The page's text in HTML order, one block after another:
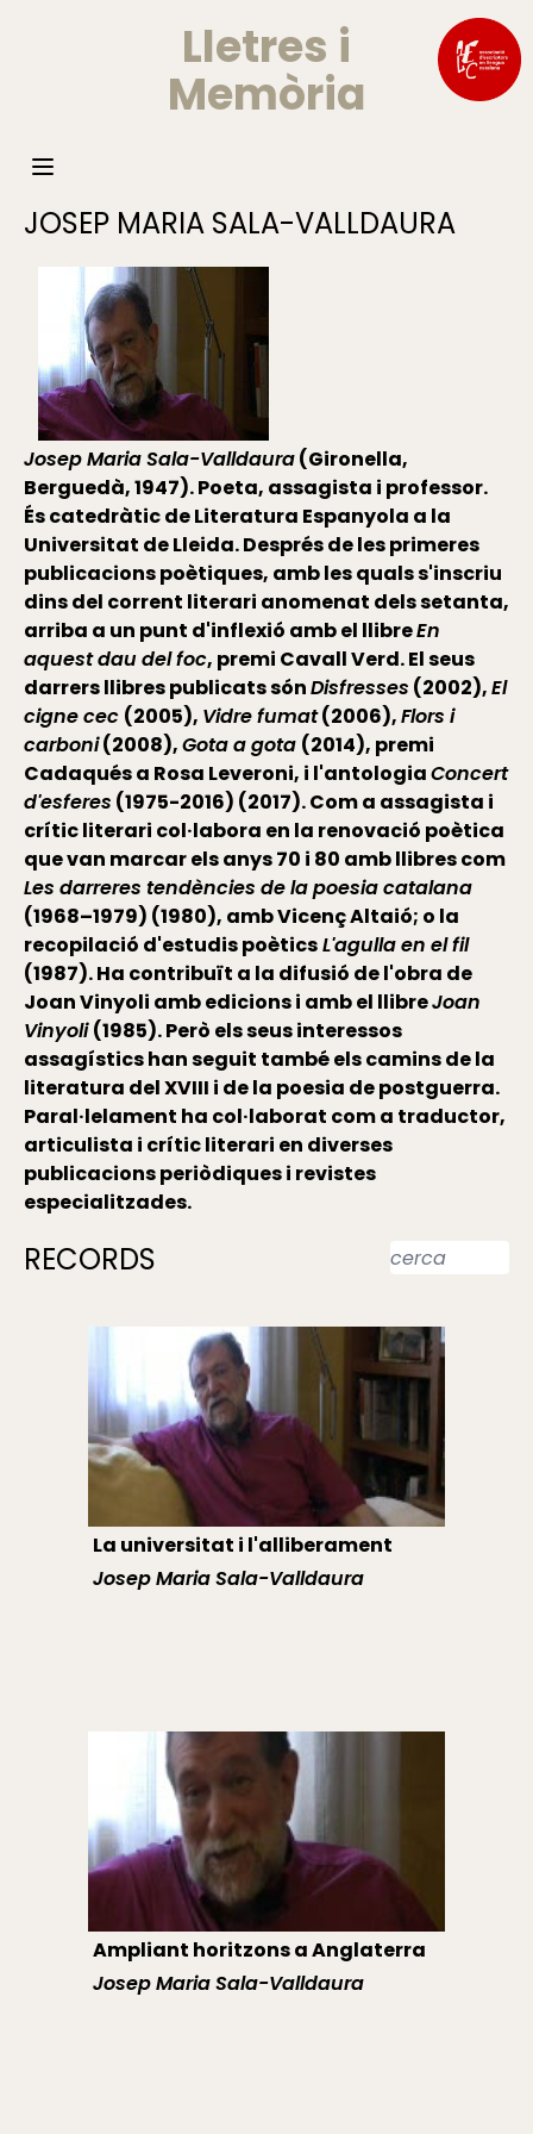
Lletres i
Memòria
JOSEP MARIA SALA-VALLDAURA
Josep Maria Sala-Valldaura(Gironella,
Berguedà, 1947). Poeta, assagista i professor.
És catedràtic de Literatura Espanyola a la
Universitat de Lleida. Després de les primeres
publicacions poètiques, amb les quals s'inscriu
dins del corrent literari anomenat dels setanta,
arriba a un punt d'inflexió amb el llibreEn
aquest dau del foc, premi Cavall Verd. El seus
darrers llibres publicats sónDisfresses (2002),El
cigne cec (2005), Vidre fumat(2006),Flors i
carboni(2008),Gota a gota (2014), premi
Cadaqués a Rosa Leveroni, i l'antologiaConcert
d'esferes (1975-2016) (2017). Com a assagista i
crític literari col·labora en la renovació poètica
que van marcar els anys 70 i 80 amb llibres com
Les darreres tendències de la poesia catalana
(1968–1979) (1980), amb Vicenç Altaió; o la
recopilació d'estudis poèticsL'agulla en el fil
(1987). Ha contribuït a la difusió de l'obra de
Joan Vinyoli amb edicions i amb el llibreJoan
Vinyoli(1985). Però els seus interessos
assagístics han seguit també els camins de la
literatura del XVIII i de la poesia de postguerra.
Paral·lelament ha col·laborat com a traductor,
articulista i crític literari en diverses
publicacions periòdiques i revistes
especialitzades.
RECORDS
La universitat i l'alliberament
Josep Maria Sala-Valldaura
Ampliant horitzons a Anglaterra
Josep Maria Sala-Valldaura